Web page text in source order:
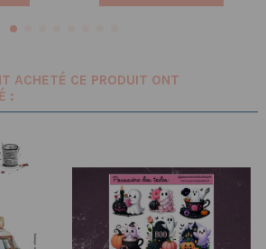
ACHETÉ CE PRODUIT ONT
: